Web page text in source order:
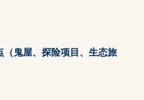
（鬼屋、探险项目、生态旅